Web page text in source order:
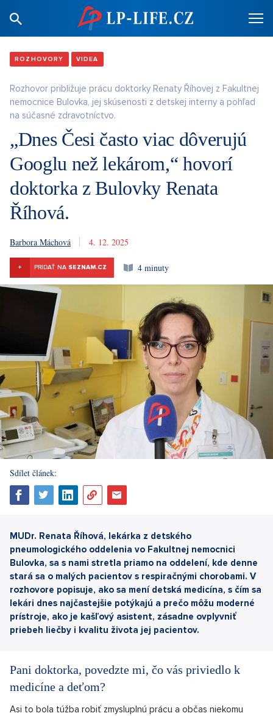
ROZHOVORY VIDEA
Rozhovor približuje prácu doktorky Renaty Říhovej z Fakultnej
nemocnice Bulovka, jej skúsenosti z detskej interny a pohľad
na súčasné zdravotníctvo.
„Dnes Česi často viac dôverujú
Googlu než lekárom,“ hovorí
doktorka z Bulovky Renata
Říhová.
Barbora Máchová 4. 12. 2025
+ PRIDAŤ NA SEZNAM.CZ 4 minuty
Sdílet článek:
MUDr. Renata Říhová, lekárka z detského
pneumologického oddelenia vo Fakultnej nemocnici
Bulovka, sa s nami stretla priamo na oddelení, kde denne
stará sa o malých pacientov s respiračnými chorobami. V
rozhovore popisuje, ako sa mení detská medicína, s čím sa
lekári dnes najčastejšie potýkajú a prečo môžu moderné
prístroje, ako je kašľový asistent, zásadne ovplyvniť
priebeh liečby i kvalitu života jej pacientov.
Pani doktorka, povedzte mi, čo vás priviedlo k
medicíne a deťom?
Asi to bola túžba robiť zmysluplnú prácu a občas niekomu